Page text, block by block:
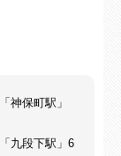
神保町駅」
九段下駅」6